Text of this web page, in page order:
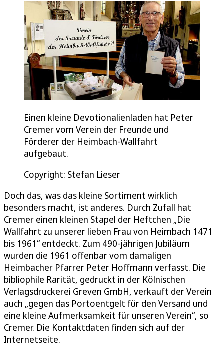
Einen kleine Devotionalienladen hat Peter
Cremer vom Verein der Freunde und
Förderer der Heimbach-Wallfahrt
aufgebaut.
Copyright: Stefan Lieser
Doch das, was das kleine Sortiment wirklich
besonders macht, ist anderes. Durch Zufall hat
Cremer einen kleinen Stapel der Heftchen „Die
Wallfahrt zu unserer lieben Frau von Heimbach 1471
bis 1961“ entdeckt. Zum 490-jährigen Jubiläum
wurden die 1961 offenbar vom damaligen
Heimbacher Pfarrer Peter Hoffmann verfasst. Die
bibliophile Rarität, gedruckt in der Kölnischen
Verlagsdruckerei Greven GmbH, verkauft der Verein
auch „gegen das Portoentgelt für den Versand und
eine kleine Aufmerksamkeit für unseren Verein“, so
Cremer. Die Kontaktdaten finden sich auf der
Internetseite.